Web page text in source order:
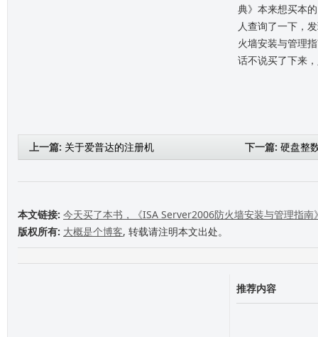
典》本来想买本
人查询了一下，
火墙安装与管理
话不说买了下来
上一篇: 关于爱普达的注册机 下一篇: 硬盘整
本文链接: 今天买了本书，《ISA Server2006防火墙安装与管理指南
版权所有: 大概是个博客, 转载请注明本文出处。
推荐内容